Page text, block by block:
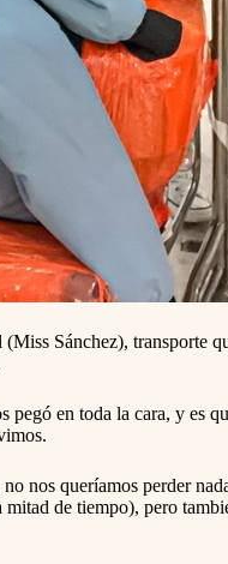
Sánchez),
pegó en toda la cara, y
nos queríamos perder
de tiempo), pero